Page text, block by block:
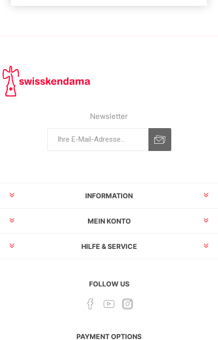
Newsletter
INFORMATION
MEIN KONTO
HILFE & SERVICE
FOLLOW US
PAYMENT OPTIONS